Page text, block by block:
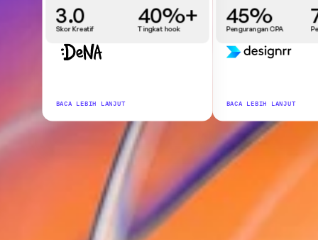
45%
Pengurangan CPA
BACA LEBIH LANJUT
3.0
Skor Kreatif
40%+
Tingkat hook
BACA LEBIH LANJUT